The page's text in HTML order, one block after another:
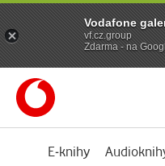
E-knihy
Vodafone
vf.cz.group
Zdarma - na